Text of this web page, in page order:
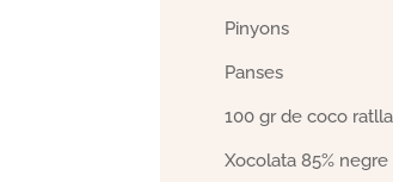
Pinyons
Panses
100 gr de coco
Xocolata 85% negre